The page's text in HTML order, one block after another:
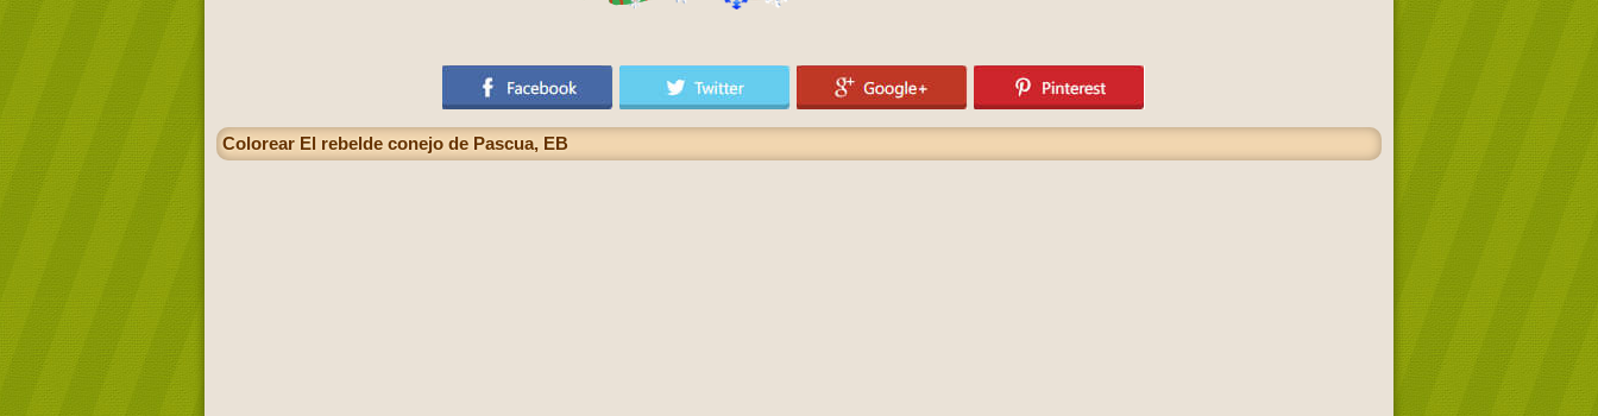
Colorear El rebelde conejo de Pascua, EB